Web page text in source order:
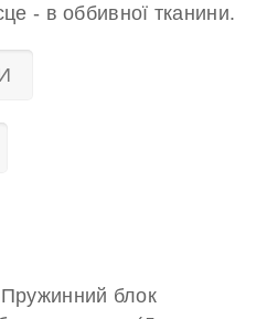
- в оббивної тканини.
блок